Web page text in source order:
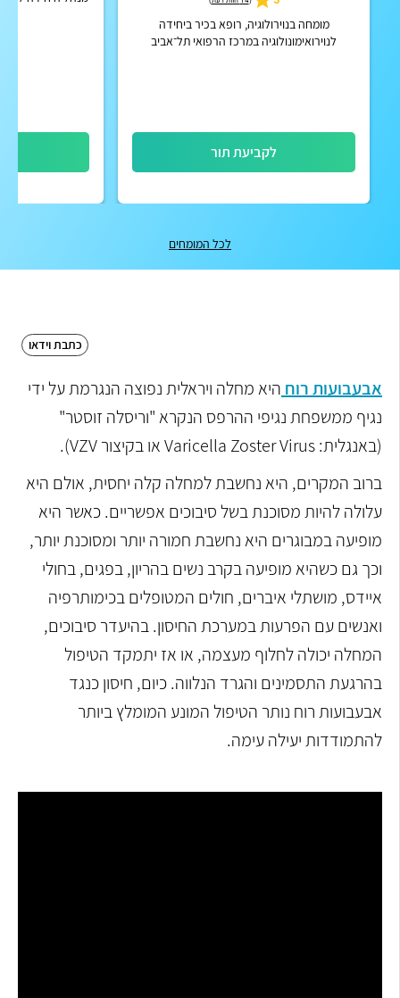
מומחה בנוירולוגיה, רופא בכיר ביחידה
לנוירואימונולוגיה במרכז הרפואי תל־אביב
לקביעת תור
לכל המומחים
כתבת וידאו
אבעבועות רוח היא מחלה ויראלית נפוצה הנגרמת על ידי
נגיף ממשפחת נגיפי ההרפס הנקרא "וריסלה זוסטר"
(באנגלית: Varicella Zoster Virus או בקיצור VZV).
ברוב המקרים, היא נחשבת למחלה קלה יחסית, אולם היא
עלולה להיות מסוכנת בשל סיבוכים אפשריים. כאשר היא
מופיעה במבוגרים היא נחשבת חמורה יותר ומסוכנת יותר,
וכך גם כשהיא מופיעה בקרב נשים בהריון, בפגים, בחולי
איידס, מושתלי איברים, חולים המטופלים בכימותרפיה
ואנשים עם הפרעות במערכת החיסון. בהיעדר סיבוכים,
המחלה יכולה לחלוף מעצמה, או אז יתמקד הטיפול
בהרגעת התסמינים והגרד הנלווה. כיום, חיסון כנגד
אבעבועות רוח נותר הטיפול המונע המומלץ ביותר
להתמודדות יעילה עימה.